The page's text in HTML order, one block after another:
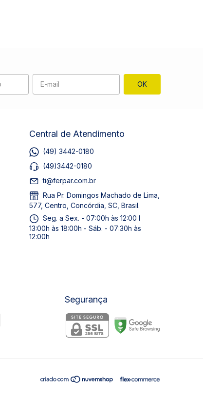
Central de Atendimento
(49) 3442-0180
(49)3442-0180
ti@ferpar.com.br
Rua Pr. Domingos Machado de Lima,
577, Centro, Concórdia, SC, Brasil.
Seg. a Sex. - 07:00h às 12:00 I
13:00h às 18:00h - Sáb. - 07:30h às
12:00h
Segurança